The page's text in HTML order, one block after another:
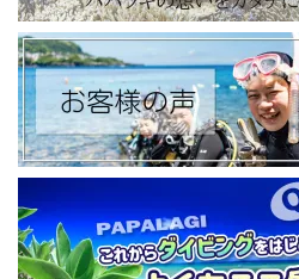
https://www.youtube.com/channel/
w
◆各地の水中世界を紹介するチャン
（サブチャンネル）
https://www.youtube.com/@user-
【初心者ダイビングライセンスコー
https://www.papalagi.co.jp/databox/
ode
パパラギダイビングスクール
藤沢本店